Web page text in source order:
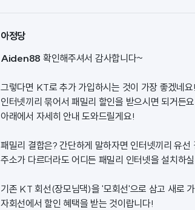
아정당
Aiden88 확인해주셔서 감사합니다~
그렇다면 KT로 추가 가입하시는 것이 가장 좋겠네요!
인터넷끼리 묶어서 패밀리 할인을 받으시면 되거든
아래에서 자세히 안내 도와드릴게요!
패밀리 결합은? 간단하게 말하자면 인터넷끼리 유선
주소가 다르더라도 어디든 패밀리 인터넷을 설치하
기존 KT 회선(장모님댁)을 '모회선'으로 삼고 새로
자회선에서 할인 혜택을 받는 것이랍니다!